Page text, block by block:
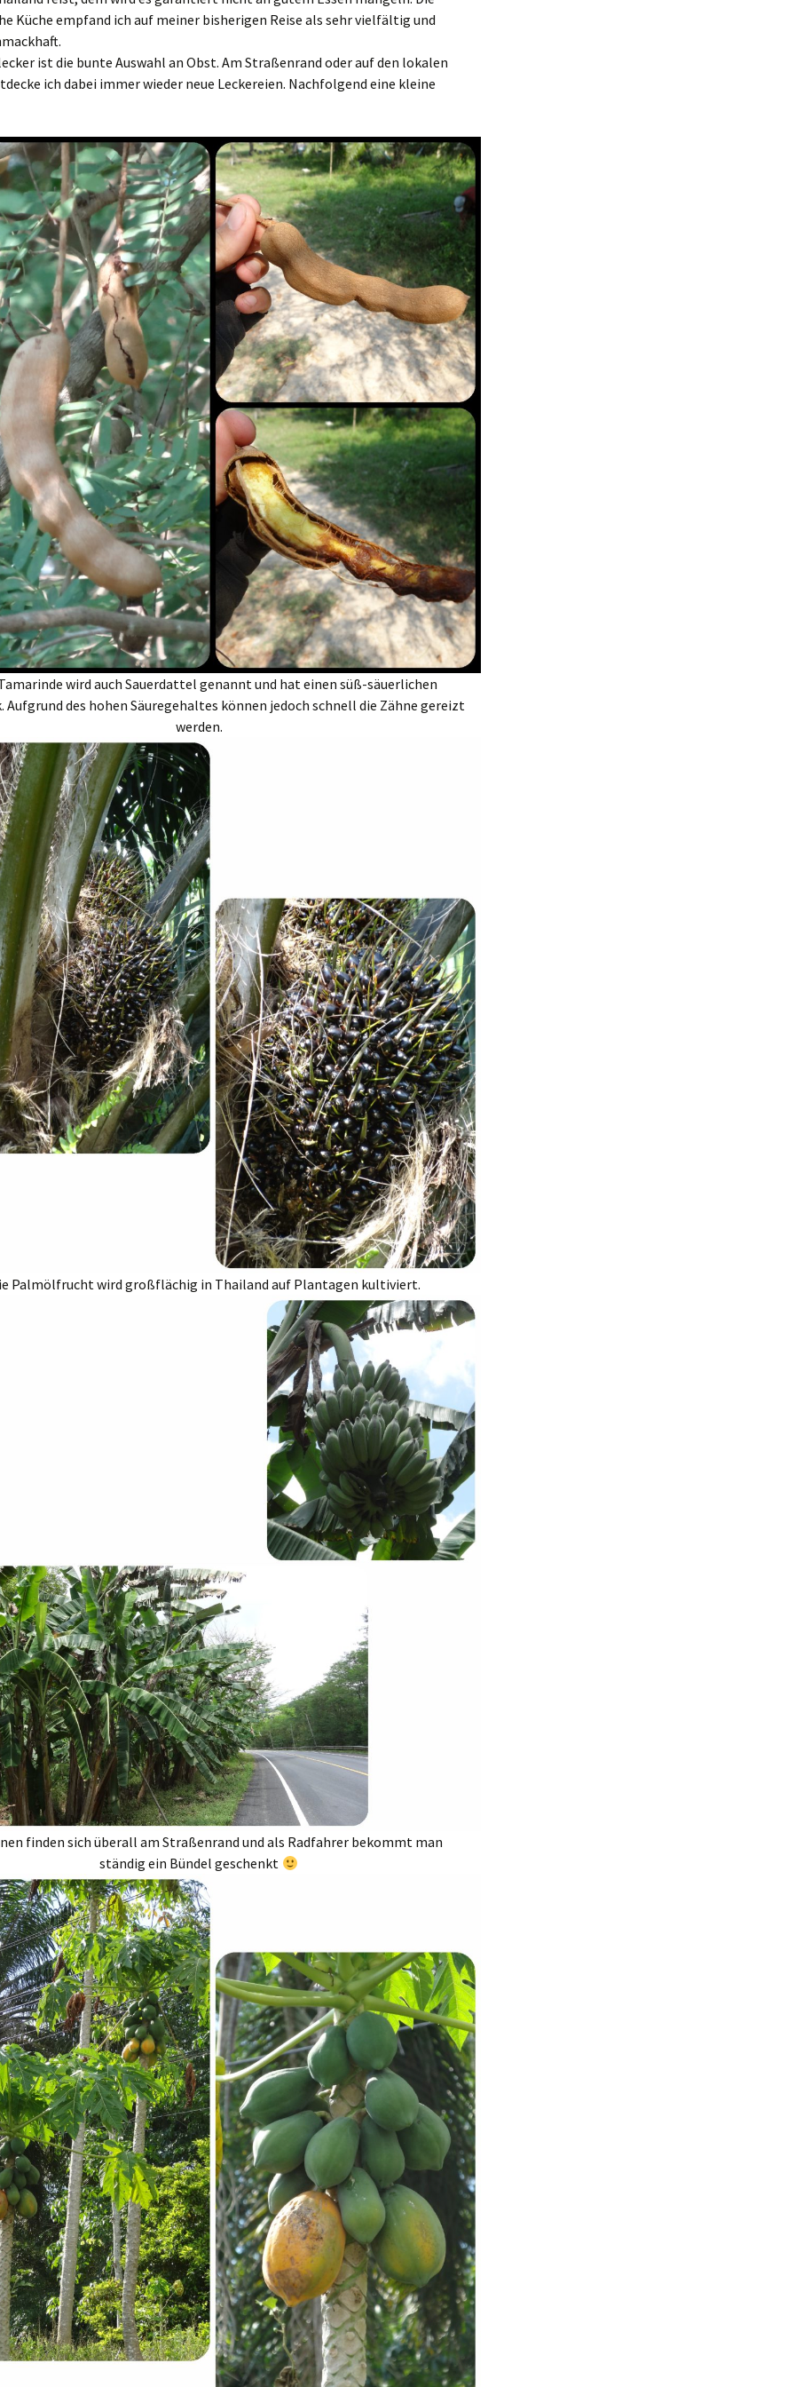
Küche empfand ich auf meiner bisherigen Reise als sehr vielfältig und
ist die bunte Auswahl an Obst. Am Straßenrand oder auf den lokalen
ich dabei immer wieder neue Leckereien. Nachfolgend eine kleine
wird auch Sauerdattel genannt und hat einen süß-säuerlichen
Aufgrund des hohen Säuregehaltes können jedoch schnell die Zähne gereizt
werden.
Palmölfrucht wird großflächig in Thailand auf Plantagen kultiviert.
finden sich überall am Straßenrand und als Radfahrer bekommt man
ständig ein Bündel geschenkt